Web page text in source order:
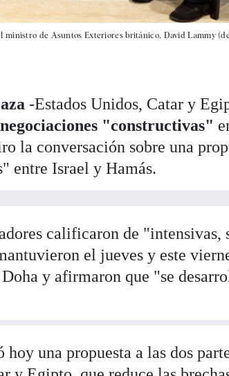
de Asuntos Exteriores británico, David Lammy
-Estados Unidos, Catar y
negociaciones "constructivas"
la conversación sobre una
entre Israel y Hamás.
calificaron de "intensivas,
el jueves y este
y afirmaron que "se
una propuesta a las dos